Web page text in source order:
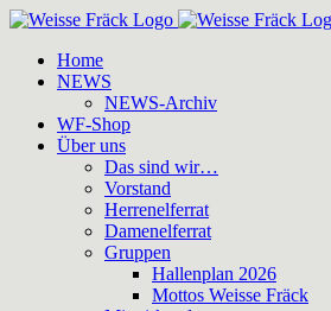
Zum
springenHome
NEWS
NEWS-Archiv
WF-Shop
Über uns
Das sind wir…
Vorstand
Herrenelferrat
Damenelferrat
Gruppen
Hallenplan 2026
Mottos Weisse Fräck